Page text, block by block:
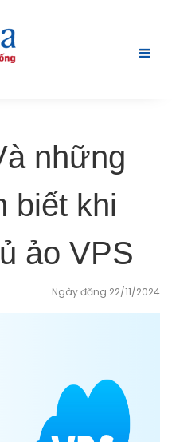
những
biết khi
ảo VPS
Ngày đăng 22/11/2024